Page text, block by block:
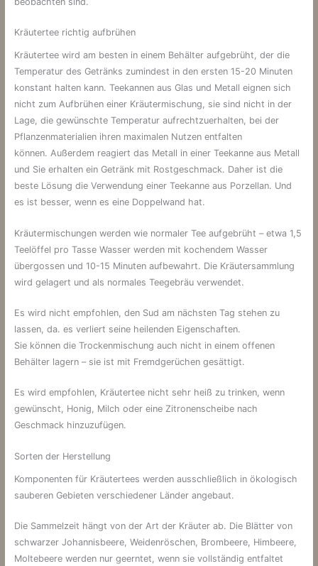
Kräutertee richtig aufbrühen
Kräutertee wird am besten in einem Behälter aufgebrüht, der die
Temperatur des Getränks zumindest in den ersten 15-20 Minuten
konstant halten kann. Teekannen aus Glas und Metall eignen sich
nicht zum Aufbrühen einer Kräutermischung, sie sind nicht in der
Lage, die gewünschte Temperatur aufrechtzuerhalten, bei der
Pflanzenmaterialien ihren maximalen Nutzen entfalten
können. Außerdem reagiert das Metall in einer Teekanne aus Metall
und Sie erhalten ein Getränk mit Rostgeschmack. Daher ist die
beste Lösung die Verwendung einer Teekanne aus Porzellan. Und
es ist besser, wenn es eine Doppelwand hat.
Kräutermischungen werden wie normaler Tee aufgebrüht – etwa 1,5
Teelöffel pro Tasse Wasser werden mit kochendem Wasser
übergossen und 10-15 Minuten aufbewahrt. Die Kräutersammlung
wird gelagert und als normales Teegebräu verwendet.
Es wird nicht empfohlen, den Sud am nächsten Tag stehen zu
lassen, da. es verliert seine heilenden Eigenschaften.
Sie können die Trockenmischung auch nicht in einem offenen
Behälter lagern – sie ist mit Fremdgerüchen gesättigt.
Es wird empfohlen, Kräutertee nicht sehr heiß zu trinken, wenn
gewünscht, Honig, Milch oder eine Zitronenscheibe nach
Geschmack hinzuzufügen.
Sorten der Herstellung
Komponenten für Kräutertees werden ausschließlich in ökologisch
sauberen Gebieten verschiedener Länder angebaut.
Die Sammelzeit hängt von der Art der Kräuter ab. Die Blätter von
schwarzer Johannisbeere, Weidenröschen, Brombeere, Himbeere,
Moltebeere werden nur geerntet, wenn sie vollständig entfaltet